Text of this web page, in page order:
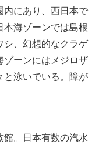
内にあり、西日本で
本海ゾーンでは島根
シ、幻想的なクラゲ
ゾーンにはメジロザ
と泳いでいる。障が
館。日本有数の汽水